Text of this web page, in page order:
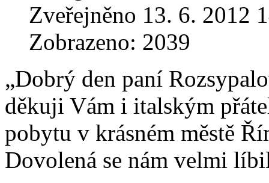
Zveřejněno 13. 6. 2012
Zobrazeno: 2039
„Dobrý den paní
děkuji Vám i italským
pobytu v krásném městě
Dovolená se nám velmi